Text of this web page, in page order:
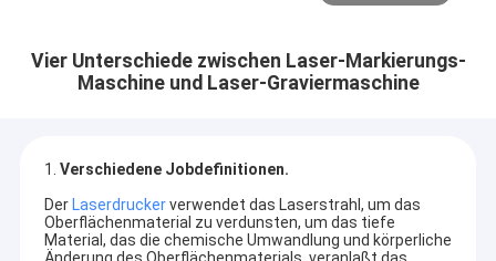
Vier Unterschiede zwischen Laser-Markierungs-
Maschine und Laser-Graviermaschine
1. Verschiedene Jobdefinitionen.
Der Laserdruckerverwendet das Laserstrahl, um das
Oberflächenmaterial zu verdunsten, um das tiefe
Material, das die chemische Umwandlung und körperliche